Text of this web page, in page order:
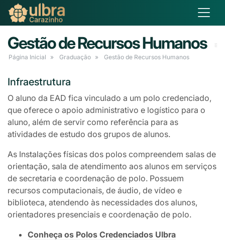
Gestão de Recursos Humanos
Página Inicial Graduação Gestão de Recursos Humanos
Infraestrutura
O aluno da EAD fica vinculado a um polo credenciado,
que oferece o apoio administrativo e logístico para o
aluno, além de servir como referência para as
atividades de estudo dos grupos de alunos.
As Instalações físicas dos polos compreendem salas de
orientação, sala de atendimento aos alunos em serviços
de secretaria e coordenação de polo. Possuem
recursos computacionais, de áudio, de vídeo e
biblioteca, atendendo às necessidades dos alunos,
orientadores presenciais e coordenação de polo.
Conheça os Polos Credenciados Ulbra